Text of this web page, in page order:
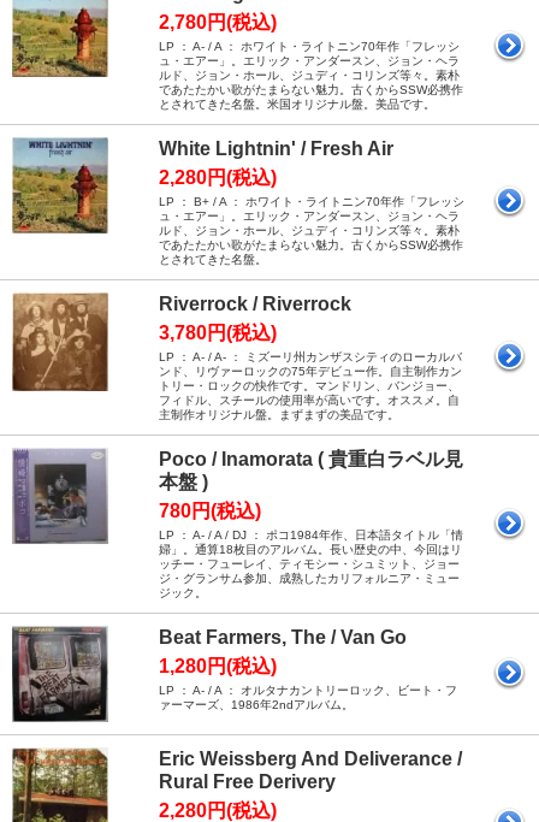
2,780円(税込)
LP ： A- / A ： ホワイト・ライトニン70年作「フレッシ
ュ・エアー」。エリック・アンダースン、ジョン・ヘラ
ルド、ジョン・ホール、ジュディ・コリンズ等々。素朴
であたたかい歌がたまらない魅力。古くからSSW必携作
とされてきた名盤。米国オリジナル盤。美品です。
White Lightnin' / Fresh Air
2,280円(税込)
LP ： B+ / A ： ホワイト・ライトニン70年作「フレッシ
ュ・エアー」。エリック・アンダースン、ジョン・ヘラ
ルド、ジョン・ホール、ジュディ・コリンズ等々。素朴
であたたかい歌がたまらない魅力。古くからSSW必携作
とされてきた名盤。
Riverrock / Riverrock
3,780円(税込)
LP ： A- / A- ： ミズーリ州カンザスシティのローカルバ
ンド、リヴァーロックの75年デビュー作。自主制作カン
トリー・ロックの快作です。マンドリン、バンジョー、
フィドル、スチールの使用率が高いです。オススメ。自
主制作オリジナル盤。まずまずの美品です。
Poco / Inamorata ( 貴重白ラベル見
本盤 )
780円(税込)
LP ： A- / A / DJ ： ポコ1984年作、日本語タイトル「情
婦」。通算18枚目のアルバム。長い歴史の中、今回はリ
ッチー・フューレイ、ティモシー・シュミット、ジョー
ジ・グランサム参加、成熟したカリフォルニア・ミュー
ジック。
Beat Farmers, The / Van Go
1,280円(税込)
LP ： A- / A ： オルタナカントリーロック、ビート・フ
ァーマーズ、1986年2ndアルバム。
Eric Weissberg And Deliverance /
Rural Free Derivery
2,280円(税込)